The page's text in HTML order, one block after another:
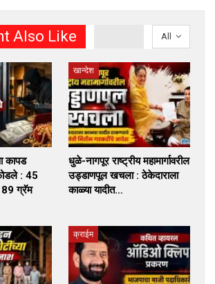
All
Also Like
कापड
: 45
89 ग्रॅम
खान्देश
धुळे-नागपूर राष्ट्रीय महामार्गावरील
उड्डाणपूल खचला : ठेकेदाराला
काळ्या यादीत…
क्राईम